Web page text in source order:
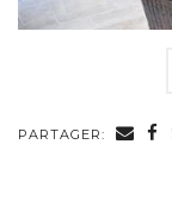
PARTAGER: